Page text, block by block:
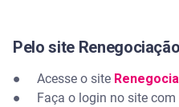
Pelo site
● Acesse o site
● Faça o login no site com